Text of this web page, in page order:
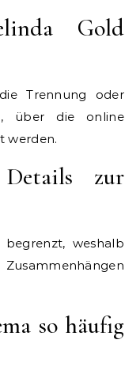
Gold
Trennung oder
über die online
werden.
zur
weshalb
so häufig